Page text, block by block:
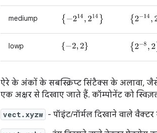
mediump { −214,214} { 2−14,2
lowp { −2,2 } { 2−8,2 }
ऐरे के अंकों के सबस्क्रिप्ट सिंटैक्स के अलावा,
एक अक्षर से दिखाए जाते हैं. कॉम्पोनेंट को
vect.xyzw - पॉइंट/नॉर्मल दिखाने वाले